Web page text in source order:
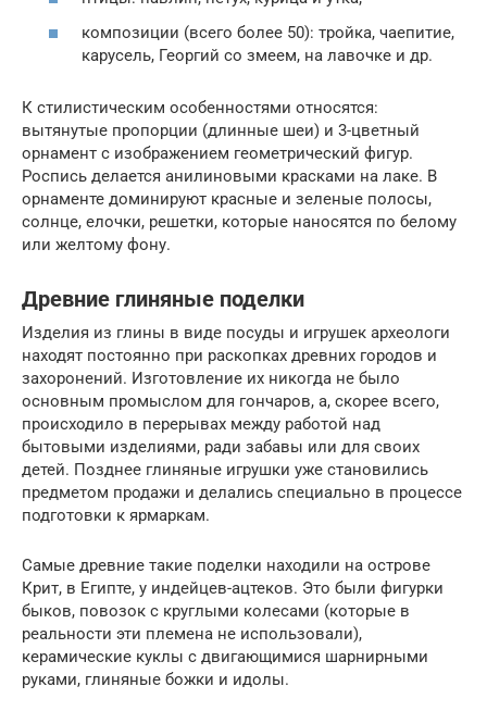
композиции (всего более 50): тройка, чаепитие,
карусель, Георгий со змеем, на лавочке и др.
К стилистическим особенностями относятся:
вытянутые пропорции (длинные шеи) и 3-цветный
орнамент с изображением геометрический фигур.
Роспись делается анилиновыми красками на лаке. В
орнаменте доминируют красные и зеленые полосы,
солнце, елочки, решетки, которые наносятся по белому
или желтому фону.
Древние глиняные поделки
Изделия из глины в виде посуды и игрушек археологи
находят постоянно при раскопках древних городов и
захоронений. Изготовление их никогда не было
основным промыслом для гончаров, а, скорее всего,
происходило в перерывах между работой над
бытовыми изделиями, ради забавы или для своих
детей. Позднее глиняные игрушки уже становились
предметом продажи и делались специально в процессе
подготовки к ярмаркам.
Самые древние такие поделки находили на острове
Крит, в Египте, у индейцев-ацтеков. Это были фигурки
быков, повозок с круглыми колесами (которые в
реальности эти племена не использовали),
керамические куклы с двигающимися шарнирными
руками, глиняные божки и идолы.